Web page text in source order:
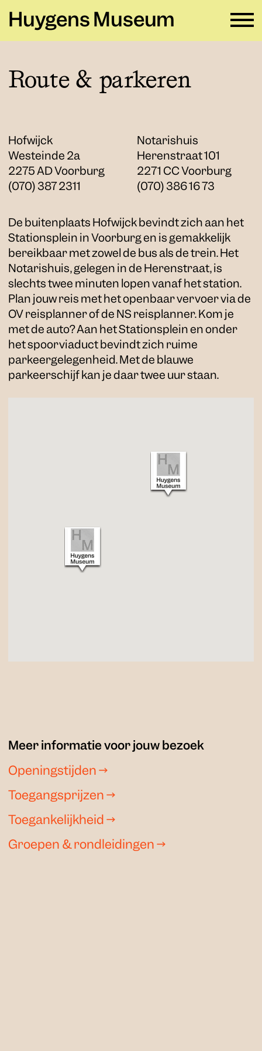
Huygens Museum
Verhuur→
Educatie→
Privacy en cookies →
Colofon →
Route & parkeren
Hofwijck
Westeinde 2a
2275 AD Voorburg
(070) 387 2311
Notarishuis
Herenstraat 101
2271 CC Voorburg
(070) 386 16 73
De buitenplaats Hofwijck bevindt zich aan het
Stationsplein in Voorburg en is gemakkelijk
bereikbaar met zowel de bus als de trein. Het
Notarishuis, gelegen in de Herenstraat, is
slechts twee minuten lopen vanaf het station.
Plan jouw reis met het openbaar vervoer via de
OV reisplanner of de NS reisplanner. Kom je
met de auto? Aan het Stationsplein en onder
het spoorviaduct bevindt zich ruime
parkeergelegenheid. Met de blauwe
parkeerschijf kan je daar twee uur staan.
Meer informatie voor jouw bezoek
Openingstijden →
Toegangsprijzen →
Toegankelijkheid →
Groepen & rondleidingen →